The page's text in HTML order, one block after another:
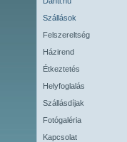
Szállások
Felszereltség
Házirend
Étkeztetés
Helyfoglalás
Szállásdíjak
Fotógaléria
Kapcsolat